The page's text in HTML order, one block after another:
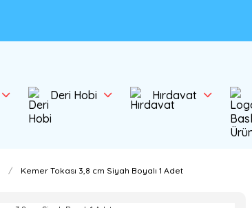
Deri Hobi Hırdavat
Kemer Tokası 3,8 cm Siyah Boyalı 1 Adet